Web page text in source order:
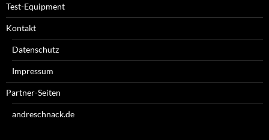
Test-Equipment
Kontakt
Datenschutz
Impressum
Partner-Seiten
andreschnack.de